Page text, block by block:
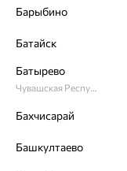
Цепь, серебро,
от 7 072
Барыбино
Батайск
Батырево
Чувашская Республика - Чувашия
Бахчисарай
Башкултаево